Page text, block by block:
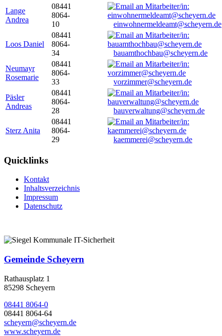
Lange
Andrea
08441
8064-
10
einwohnermeldeamt@scheyern.de
Loos Daniel
08441
8064-
34
bauamthochbau@scheyern.de
Neumayr
Rosemarie
08441
8064-
33
vorzimmer@scheyern.de
Päsler
Andreas
08441
8064-
28
bauverwaltung@scheyern.de
Sterz Anita
08441
8064-
29
kaemmerei@scheyern.de
Quicklinks
Kontakt
Inhaltsverzeichnis
Impressum
Datenschutz
Gemeinde Scheyern
Rathausplatz 1
85298 Scheyern
08441 8064-0
08441 8064-64
scheyern@scheyern.de
www.scheyern.de